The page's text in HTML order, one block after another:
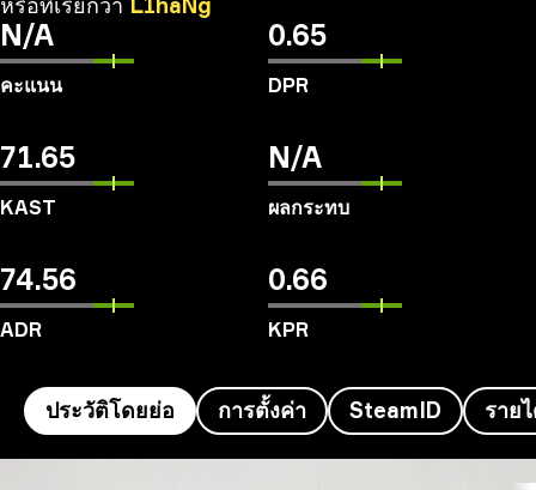
N/A
คะแนน
0.65
DPR
71.65
KAST
N/A
ผลกระทบ
74.56
ADR
0.66
KPR
ประวัติโดยย่อ การตั้งค่า SteamID ราย